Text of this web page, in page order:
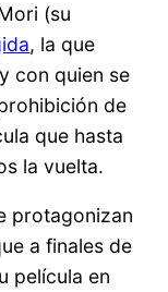
(su
, la que
con quien se
de
que hasta
la vuelta.
protagonizan
a finales de
película en